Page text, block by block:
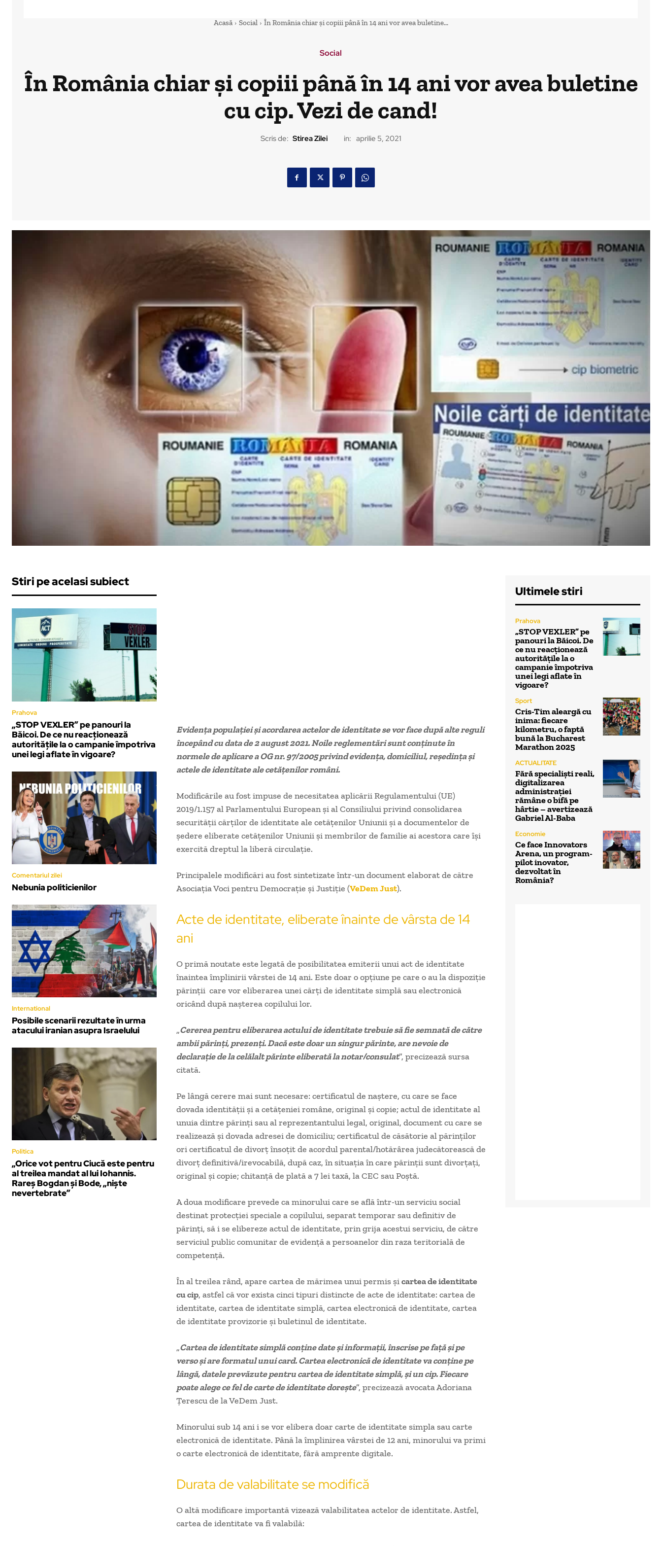
Acasă Social În România chiar și copiii până în 14 ani vor avea buletine...
Social
În România chiar și copiii până în 14 ani vor avea buletine
cu cip. Vezi de cand!
Scris de: Stirea Zilei in: aprilie 5, 2021
Stiri pe acelasi subiect
Prahova
„STOP VEXLER” pe panouri la
Băicoi. De ce nu reacționează
autoritățile la o campanie împotriva
unei legi aflate în vigoare?
Comentariul zilei
Nebunia politicienilor
International
Posibile scenarii rezultate în urma
atacului iranian asupra Israelului
Politica
„Orice vot pentru Ciucă este pentru
al treilea mandat al lui Iohannis.
Rareș Bogdan și Bode, „niște
nevertebrate”
Evidența populației și acordarea actelor de identitate se vor face după alte reguli
începând cu data de 2 august 2021. Noile reglementări sunt conținute în
normele de aplicare a OG nr. 97/2005 privind evidenţa, domiciliul, reşedinţa şi
actele de identitate ale cetăţenilor români.
Modificările au fost impuse de necesitatea aplicării Regulamentului (UE)
2019/1.157 al Parlamentului European şi al Consiliului privind consolidarea
securităţii cărţilor de identitate ale cetăţenilor Uniunii şi a documentelor de
şedere eliberate cetăţenilor Uniunii şi membrilor de familie ai acestora care îşi
exercită dreptul la liberă circulaţie.
Principalele modificări au fost sintetizate într-un document elaborat de către
Asociația Voci pentru Democrație și Justiție (VeDem Just).
Acte de identitate, eliberate înainte de vârsta de 14
ani
O primă noutate este legată de posibilitatea emiterii unui act de identitate
înaintea împlinirii vârstei de 14 ani. Este doar o opțiune pe care o au la dispoziție
părinții care vor eliberarea unei cărți de identitate simplă sau electronică
oricând după nașterea copilului lor.
„Cererea pentru eliberarea actului de identitate trebuie să fie semnată de către
ambii părinţi, prezenţi. Dacă este doar un singur părinte, are nevoie de
declaraţie de la celălalt părinte eliberată la notar/consulat”, precizează sursa
citată.
Pe lângă cerere mai sunt necesare: certificatul de naştere, cu care se face
dovada identităţii şi a cetăţeniei române, original şi copie; actul de identitate al
unuia dintre părinţi sau al reprezentantului legal, original, document cu care se
realizează şi dovada adresei de domiciliu; certificatul de căsătorie al părinţilor
ori certificatul de divorţ însoţit de acordul parental/hotărârea judecătorească de
divorţ definitivă/irevocabilă, după caz, în situaţia în care părinţii sunt divorţaţi,
original şi copie; chitanţă de plată a 7 lei taxă, la CEC sau Poştă.
A doua modificare prevede ca minorului care se află într-un serviciu social
destinat protecţiei speciale a copilului, separat temporar sau definitiv de
părinţi, să i se elibereze actul de identitate, prin grija acestui serviciu, de către
serviciul public comunitar de evidenţă a persoanelor din raza teritorială de
competenţă.
În al treilea rând, apare cartea de mărimea unui permis şicartea de identitate
cu cip, astfel că vor exista cinci tipuri distincte de acte de identitate: cartea de
identitate, cartea de identitate simplă, cartea electronică de identitate, cartea
de identitate provizorie şi buletinul de identitate.
„Cartea de identitate simplă conține date și informații, înscrise pe față și pe
verso şi are formatul unui card. Cartea electronică de identitate va conține pe
lângă, datele prevăzute pentru cartea de identitate simplă, și un cip. Fiecare
poate alege ce fel de carte de identitate doreşte”, precizează avocata Adoriana
Țerescu de la VeDem Just.
Minorului sub 14 ani i se vor elibera doar carte de identitate simpla sau carte
electronică de identitate. Până la împlinirea vârstei de 12 ani, minorului va primi
o carte electronică de identitate, fără amprente digitale.
Durata de valabilitate se modifică
O altă modificare importantă vizează valabilitatea actelor de identitate. Astfel,
cartea de identitate va fi valabilă:
Ultimele stiri
Prahova
„STOP VEXLER” pe
panouri la Băicoi. De
ce nu reacționează
autoritățile la o
campanie împotriva
unei legi aflate în
vigoare?
Sport
Cris-Tim aleargă cu
inima: fiecare
kilometru, o faptă
bună la Bucharest
Marathon 2025
ACTUALITATE
Fără specialiști reali,
digitalizarea
administrației
rămâne o bifă pe
hârtie – avertizează
Gabriel Al-Baba
Economie
Ce face Innovators
Arena, un program-
pilot inovator,
dezvoltat în
România?